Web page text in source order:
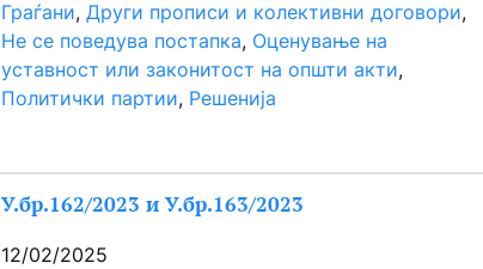
Граѓани, Други прописи и колективни договори
Не се поведува постапка, Оценување на
уставност или законитост на општи акти
Политички партии, Решенија
У.бр.162/2023 и У.бр.163/2023
12/02/2025